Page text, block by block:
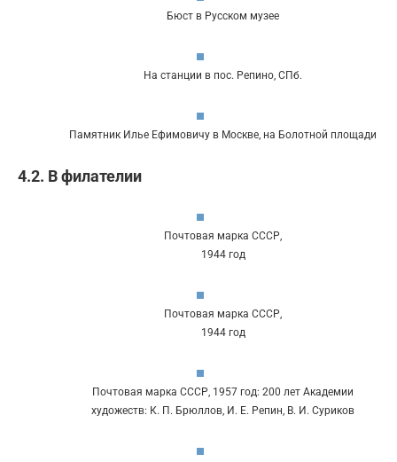
Бюст в Русском музее
На станции в пос. Репино, СПб.
Памятник Илье Ефимовичу в Москве, на Болотной площади
4.2. В филателии
Почтовая марка СССР,
1944 год
Почтовая марка СССР,
1944 год
Почтовая марка СССР, 1957 год: 200 лет Академии
художеств: К. П. Брюллов, И. Е. Репин, В. И. Суриков